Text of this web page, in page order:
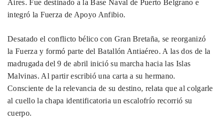
Aires. Fue destinado a la Base Naval de Puerto Belgrano e
integró la Fuerza de Apoyo Anfibio.
Desatado el conflicto bélico con Gran Bretaña, se reorganizó
la Fuerza y formó parte del Batallón Antiaéreo. A las dos de la
madrugada del 9 de abril inició su marcha hacia las Islas
Malvinas. Al partir escribió una carta a su hermano.
Consciente de la relevancia de su destino, relata que al colgarle
al cuello la chapa identificatoria un escalofrío recorrió su
cuerpo.